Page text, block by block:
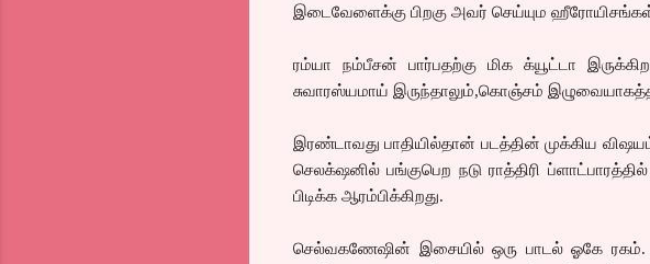
இடைவேளைக்கு பிறகு அவர் செய்யும
ரம்யா நம்பீசன் பார்பதற்கு மிக க்யூட்டா
சுவாரஸ்யமாய் இருந்தாலும்,கொஞ்சம்
இரண்டாவது பாதியில்தான் படத்தின் முக்கிய விஷயம்
செலக்‌ஷனில் பங்குபெற நடு ராத்திரி
பிடிக்க ஆரம்பிக்கிறது.
செல்வகணேஷின் இசையில் ஒரு பாடல் ஓகே ரகம்.